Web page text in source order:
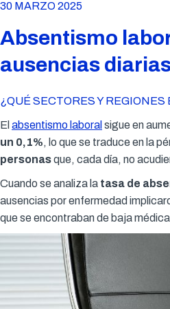
30 MARZO 2025
Absentismo
ausencias
¿QUÉ SECTORES Y
El absentismo laboral sigue en
un 0,1%, lo que se traduce en la
personasque, cada día, no
Cuando se analiza la tasa de
ausencias por enfermedad
que se encontraban de baja